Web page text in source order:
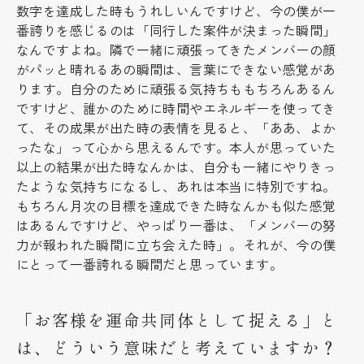
数字を達成した時もうれしいんですけど、今の僕が一
番誇りを感じるのは「同行した案件が決まった瞬間」
なんですよね。隣で一緒に頑張ってきたメンバーの顔
がパッと晴れるあの瞬間は、言葉にできない感覚があ
ります。自分のために頑張る気持ちももちろんあるん
ですけど、誰かのために時間やエネルギーを使ってき
て、その成果が出た時の表情を見ると、「ああ、よか
ったな」って心から思えるんです。本人が思っていた
以上の結果が出た時なんかは、自分も一緒にやりきっ
たような気持ちになるし、あれは本当に特別ですね。
もちろん月次の目標を達成できた時なんかも似た感覚
はあるんですけど、やっぱり一番は、「メンバーの努
力が報われた瞬間に立ち会えた時」。それが、今の僕
にとって一番誇れる瞬間だと思っています。
「お客様を運命共同体として捉える」と
は、どういう意味だと考えていますか？